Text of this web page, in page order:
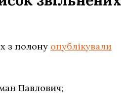
з полону опублікували
Павлович;